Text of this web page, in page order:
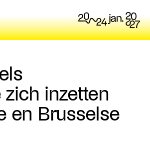
inzetten
en Brusselse